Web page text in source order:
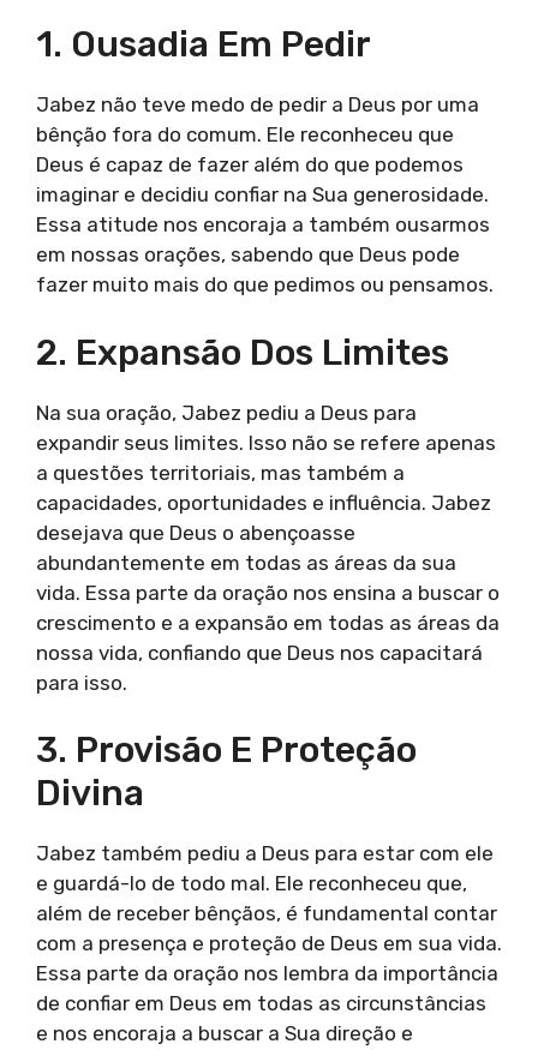
1. Ousadia Em Pedir
Jabez não teve medo de pedir a Deus por uma
bênção fora do comum. Ele reconheceu que
Deus é capaz de fazer além do que podemos
imaginar e decidiu confiar na Sua generosidade.
Essa atitude nos encoraja a também ousarmos
em nossas orações, sabendo que Deus pode
fazer muito mais do que pedimos ou pensamos.
2. Expansão Dos Limites
Na sua oração, Jabez pediu a Deus para
expandir seus limites. Isso não se refere apenas
a questões territoriais, mas também a
capacidades, oportunidades e influência. Jabez
desejava que Deus o abençoasse
abundantemente em todas as áreas da sua
vida. Essa parte da oração nos ensina a buscar o
crescimento e a expansão em todas as áreas da
nossa vida, confiando que Deus nos capacitará
para isso.
3. Provisão E Proteção
Divina
Jabez também pediu a Deus para estar com ele
e guardá-lo de todo mal. Ele reconheceu que,
além de receber bênçãos, é fundamental contar
com a presença e proteção de Deus em sua vida.
Essa parte da oração nos lembra da importância
de confiar em Deus em todas as circunstâncias
e nos encoraja a buscar a Sua direção e